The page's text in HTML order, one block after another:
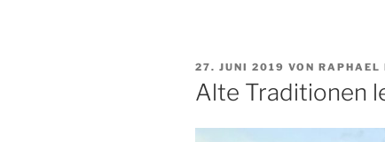
VERÖFFENTLICHT
AM
27. JUNI 2019 VON RAPHAEL
Alte Traditionen